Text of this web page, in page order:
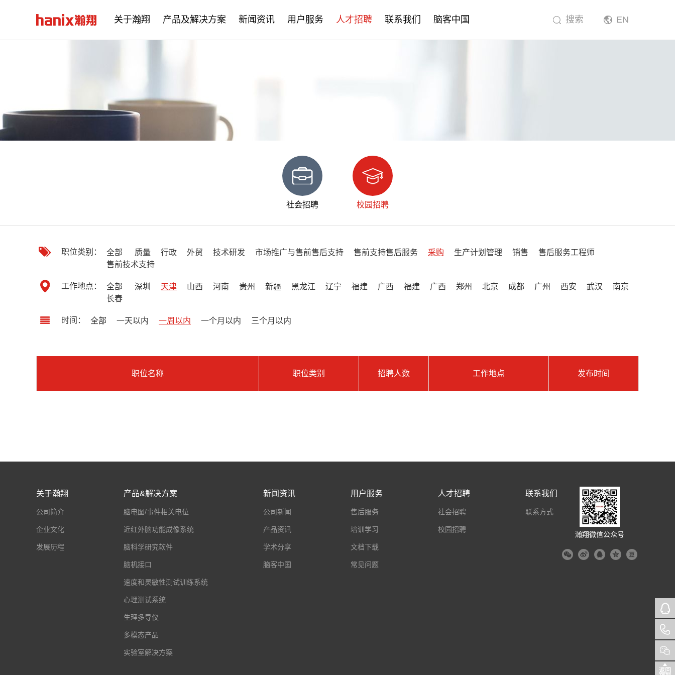
关于瀚翔 产品及解决方案 新闻资讯 用户服务 人才招聘 联系我们 脑客中国 EN
搜索
社会招聘 校园招聘
职位类别： 全部 质量 行政 外贸 技术研发 市场推广与售前售后支持 售前支持售后服务 采购 生产计划管理 销售
售后服务工程师
售前技术支持
工作地点： 全部 深圳 天津 山西 河南 贵州 新疆 黑龙江 辽宁 福建 广西 福建 广西 郑州 北京 成都 广州 西安 武汉
南京
长春
时间： 全部 一天以内 一周以内 一个月以内 三个月以内
职位名称 职位类别 招聘人数 工作地点 发布时间
瀚翔微信公众号
关于瀚翔
公司简介
企业文化
发展历程
产品&解决方案
脑电图/事件相关电位
近红外脑功能成像系统
脑科学研究软件
脑机接口
速度和灵敏性测试训练系统
心理测试系统
生理多导仪
多模态产品
实验室解决方案
新闻资讯
公司新闻
产品资讯
学术分享
脑客中国
用户服务
售后服务
培训学习
文档下载
常见问题
人才招聘
社会招聘
校园招聘
联系我们
联系方式
返回